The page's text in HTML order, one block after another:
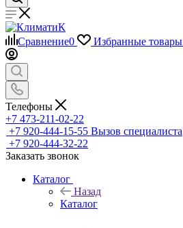
Сравнение0 Избранные товары
Телефоны
+7 473-211-02-22
+7 920-444-15-55 Вызов специалиста
+7 920-444-32-22
Заказать звонок
Каталог
Назад
Каталог